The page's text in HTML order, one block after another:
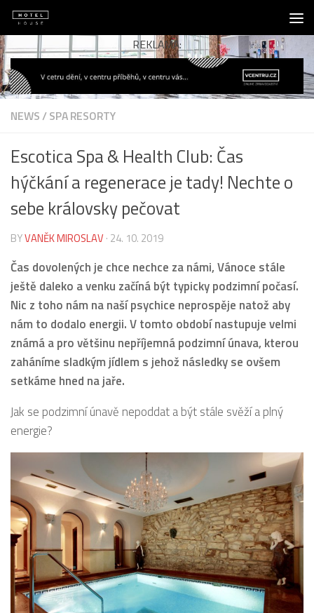
Skip to content
REKLAMA:
NEWS/SPA RESORTY
Escotica Spa & Health Club: Čas
hýčkání a regenerace je tady! Nechte o
sebe královsky pečovat
BYVANĚK MIROSLAV · 24. 10. 2019
Čas dovolených je chce nechce za námi, Vánoce stále
ještě daleko a venku začíná být typicky podzimní počasí.
Nic z toho nám na naší psychice neprospěje natož aby
nám to dodalo energii. V tomto období nastupuje velmi
známá a pro většinu nepříjemná podzimní únava, kterou
zaháníme sladkým jídlem s jehož následky se ovšem
setkáme hned na jaře.
Jak se podzimní únavě nepoddat a být stále svěží a plný
energie?